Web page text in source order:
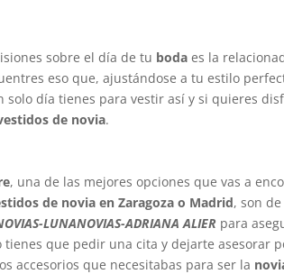
sobre el día de tu boda es la
eso que, ajustándose a tu estilo
solo día tienes para vestir así y si quieres
de novia.
, una de las mejores opciones que vas a
de novia en Zaragoza o Madrid, son de
LUNANOVIAS-ADRIANA ALIER para
que pedir una cita y dejarte asesorar
accesorios que necesitabas para ser la